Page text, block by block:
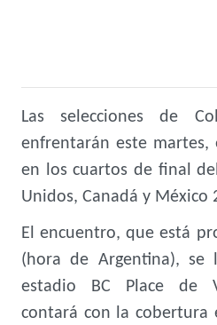
Las selecciones de
enfrentarán este martes,
en los cuartos de final
Unidos, Canadá y México
El encuentro, que está
(hora de Argentina), se
estadio BC Place de
contará con la cobertura